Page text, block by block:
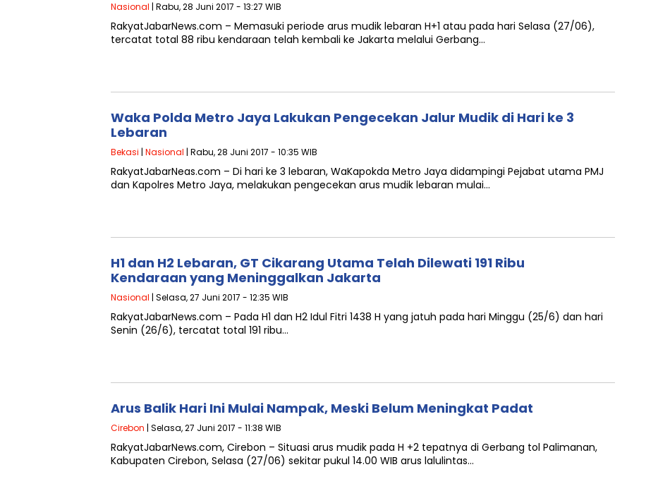
Nasional | Rabu, 28 Juni 2017 - 13:27 WIB
RakyatJabarNews.com – Memasuki periode arus mudik lebaran H+1 atau pada hari Selasa (27/06),
tercatat total 88 ribu kendaraan telah kembali ke Jakarta melalui Gerbang…
Waka Polda Metro Jaya Lakukan Pengecekan Jalur Mudik di Hari ke 3
Lebaran
Bekasi | Nasional | Rabu, 28 Juni 2017 - 10:35 WIB
RakyatJabarNeas.com – Di hari ke 3 lebaran, WaKapokda Metro Jaya didampingi Pejabat utama PMJ
dan Kapolres Metro Jaya, melakukan pengecekan arus mudik lebaran mulai…
H1 dan H2 Lebaran, GT Cikarang Utama Telah Dilewati 191 Ribu
Kendaraan yang Meninggalkan Jakarta
Nasional | Selasa, 27 Juni 2017 - 12:35 WIB
RakyatJabarNews.com – Pada H1 dan H2 Idul Fitri 1438 H yang jatuh pada hari Minggu (25/6) dan hari
Senin (26/6), tercatat total 191 ribu…
Arus Balik Hari Ini Mulai Nampak, Meski Belum Meningkat Padat
Cirebon | Selasa, 27 Juni 2017 - 11:38 WIB
RakyatJabarNews.com, Cirebon – Situasi arus mudik pada H +2 tepatnya di Gerbang tol Palimanan,
Kabupaten Cirebon, Selasa (27/06) sekitar pukul 14.00 WIB arus lalulintas…